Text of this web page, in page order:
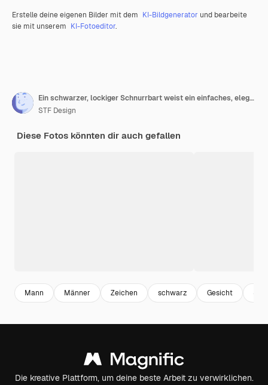
Erstelle deine eigenen Bilder mit dem KI-Bildgenerator und bearbeite
sie mit unserem KI-Fotoeditor.
Ein schwarzer, lockiger Schnurrbart weist ein einfaches, elegantes Design auf einem durchsichtigen Hintergrund auf
STF Design
Diese Fotos könnten dir auch gefallen
Mann Männer Zeichen schwarz Gesicht
Die kreative Plattform, um deine beste Arbeit zu verwirklichen.